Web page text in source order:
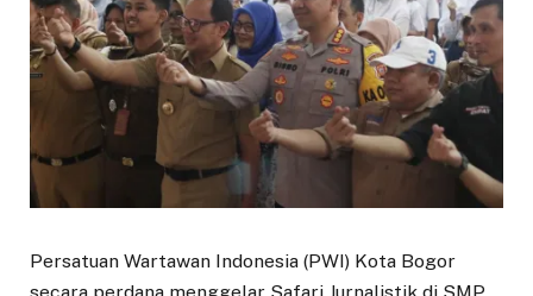
Persatuan Wartawan Indonesia (PWI) Kota Bogor